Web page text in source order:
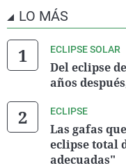
LO MÁS
ECLIPSE SOLAR
Del eclipse
años
ECLIPSE
Las gafas
eclipse total
adecuadas"